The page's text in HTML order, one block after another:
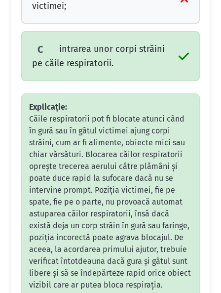
victimei;
C
intrarea unor corpi străini
pe căile respiratorii.
Explicație:
Căile respiratorii pot fi blocate atunci când
în gură sau în gâtul victimei ajung corpi
străini, cum ar fi alimente, obiecte mici sau
chiar vărsături. Blocarea căilor respiratorii
oprește trecerea aerului către plămâni și
poate duce rapid la sufocare dacă nu se
intervine prompt. Poziția victimei, fie pe
spate, fie pe o parte, nu provoacă automat
astuparea căilor respiratorii, însă dacă
există deja un corp străin în gură sau faringe,
poziția incorectă poate agrava blocajul. De
aceea, la acordarea primului ajutor, trebuie
verificat întotdeauna dacă gura și gâtul sunt
libere și să se îndepărteze rapid orice obiect
vizibil care ar putea bloca respirația.